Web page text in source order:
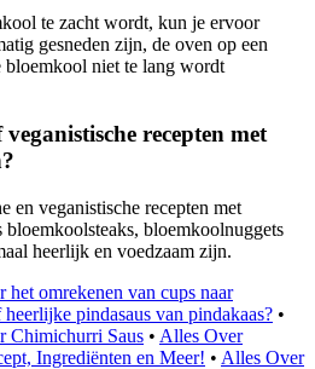
te zacht wordt, kun je ervoor
gesneden zijn, de oven op een
bloemkool niet te lang wordt
recepten met
en veganistische recepten met
bloemkoolnuggets
heerlijk en voedzaam zijn.
omrekenen van cups naar
pindasaus van pindakaas? •
Chimichurri Saus • Alles Over
Ingrediënten en Meer! • Alles Over